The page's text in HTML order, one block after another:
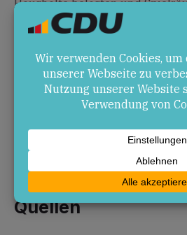
Haushalte belasten und
einschränken könnte.
Ausblick
In den nächsten Monaten
Bundesrat die letzten Details
auf die Umsetzung der
auf mögliche Anpassungen im
Die Debatte über Reformen zur
bleibt weiter präsent.
Quellen